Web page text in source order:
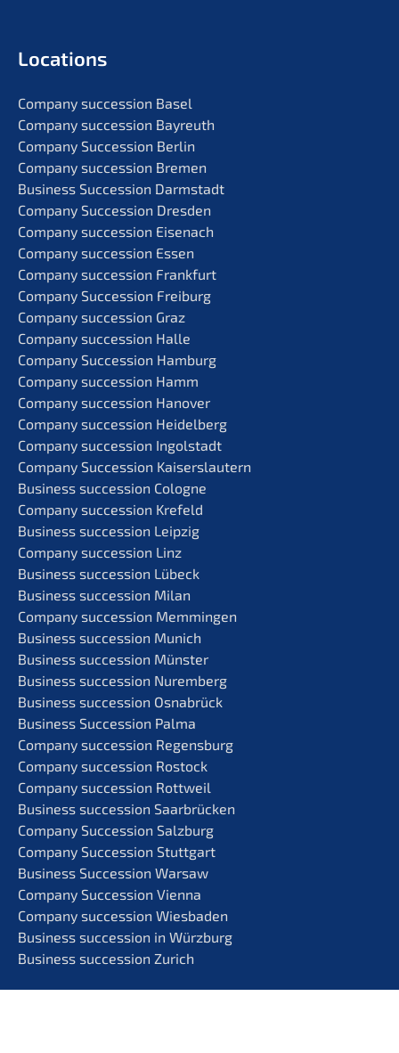
Locati­ons
Compa­ny succes­si­on Basel
Compa­ny succes­si­on Bayreuth
Compa­ny Succes­si­on Berlin
Compa­ny succes­si­on Bremen
Business Succes­si­on Darmstadt
Compa­ny Succes­si­on Dresden
Compa­ny succes­si­on Eisenach
Compa­ny succes­si­on Essen
Compa­ny succes­si­on Frankfurt
Compa­ny Succes­si­on Freiburg
Compa­ny succes­si­on Graz
Compa­ny succes­si­on Halle
Compa­ny Succes­si­on Hamburg
Compa­ny succes­si­on Hamm
Compa­ny succes­si­on Hanover
Compa­ny succes­si­on Heidelberg
Compa­ny succes­si­on Ingolstadt
Compa­ny Succes­si­on Kaiserslautern
Business succes­si­on Cologne
Compa­ny succes­si­on Krefeld
Business succes­si­on Leipzig
Compa­ny succes­si­on Linz
Business succes­si­on Lübeck
Business succes­si­on Milan
Compa­ny succes­si­on Memmingen
Business succes­si­on Munich
Business succes­si­on Münster
Business succes­si­on Nuremberg
Business succes­si­on Osnabrück
Business Succes­si­on Palma
Compa­ny succes­si­on Regensburg
Compa­ny succes­si­on Rostock
Compa­ny succes­si­on Rottweil
Business succes­si­on Saarbrücken
Compa­ny Succes­si­on Salzburg
Compa­ny Succes­si­on Stuttgart
Business Succes­si­on Warsaw
Compa­ny Succes­si­on Vienna
Compa­ny succes­si­on Wiesbaden
Business succes­si­on in Würzburg
Business succes­si­on Zurich